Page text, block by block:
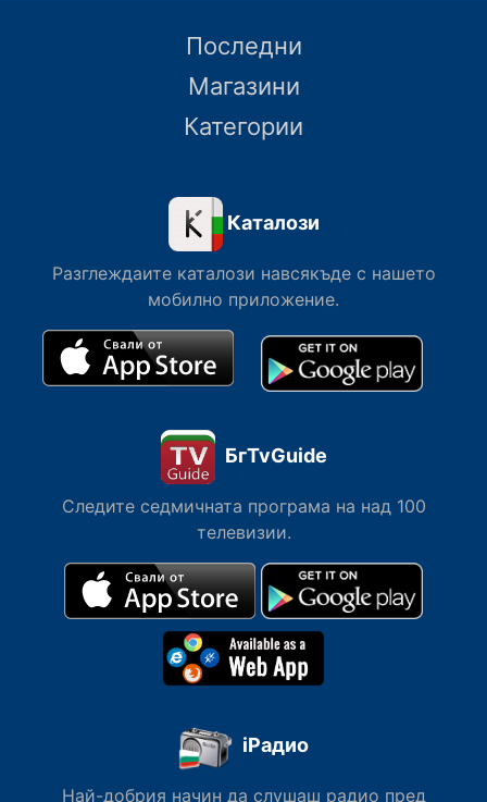
Последни
Магазини
Категории
Каталози
Разглеждаите каталози навсякъде с нашето
мобилно приложение.
БгTvGuide
Следите седмичната програма на над 100
телевизии.
iРадио
Най-добрия начин да слушаш радио пред